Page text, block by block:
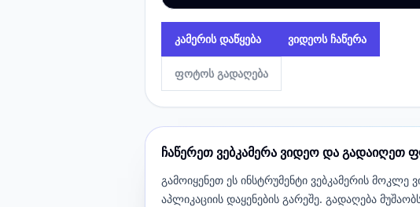
კამერის დაწყება ვიდეოს ჩაწერა
ფოტოს გადაღება
ჩაწერეთ ვებკამერა ვიდეო და გადაიღეთ
გამოიყენეთ ეს ინსტრუმენტი ვებკამერის
აპლიკაციის დაყენების გარეშე. გადაღება